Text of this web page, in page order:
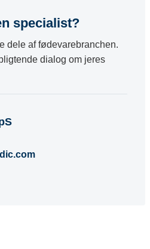
specialist?
dele af fødevarebranchen.
dialog om jeres